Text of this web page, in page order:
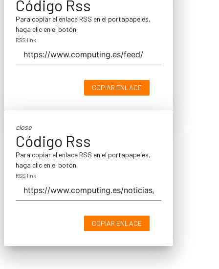
Código Rss
Para copiar el enlace RSS en el portapapeles,
haga clic en el botón.
RSS link
COPIAR ENLACE
close
Código Rss
Para copiar el enlace RSS en el portapapeles,
haga clic en el botón.
RSS link
COPIAR ENLACE